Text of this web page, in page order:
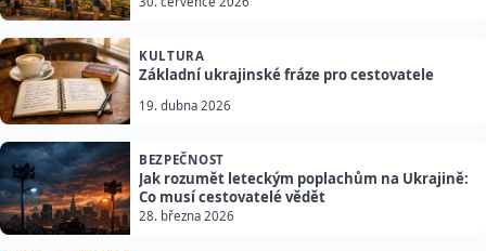
KULTURA
Základní ukrajinské fráze pro cestovatele
19. dubna 2026
BEZPEČNOST
Jak rozumět leteckým poplachům na Ukrajině:
Co musí cestovatelé vědět
28. března 2026